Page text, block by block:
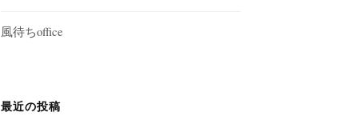
風待ちoffice
最近の投稿